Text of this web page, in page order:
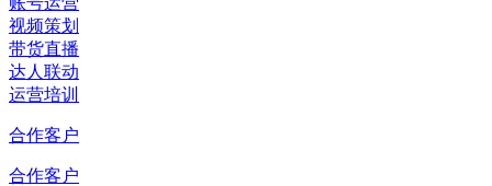
视频策划
带货直播
达人联动
运营培训
合作客户
合作客户